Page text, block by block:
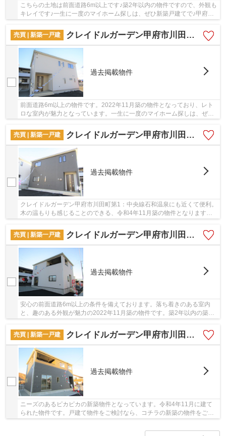
こちらの土地は前面道路6m以上です♪築2年以内の物件ですので、外観も
キレイです♪一生に一度のマイホーム探しは、ぜひ新築戸建てで♪甲府市
に位置する中央線酒折周辺で、お客様の夢のマ...
売買 | 新築一戸建
クレイドルガーデン甲府市川田町第1
過去掲載物件
前面道路6m以上の物件です。2022年11月築の物件となっており、レト
ロな室内が魅力となっています。一生に一度のマイホーム探しは、ぜひ
売買 | 新築一戸建
クレイドルガーデン甲府市川田町第1
過去掲載物件
クレイドルガーデン甲府市川田町第1：中央線石和温泉にも近くて便利。
木の温もりも感じることのできる、令和4年11月築の物件となります。
売買 | 新築一戸建
クレイドルガーデン甲府市川田町第1
過去掲載物件
安心の前面道路6m以上の条件を備えております。落ち着きのある室内
と、趣のある外観が魅力の2022年11月築の物件です。築2年以内の築浅
売買 | 新築一戸建
クレイドルガーデン甲府市川田町第1
過去掲載物件
ニーズのあるピカピカの新築物件となっています。令和4年11月に建て
られた物件です。戸建て物件をご検討なら、コチラの新築の物件をご覧